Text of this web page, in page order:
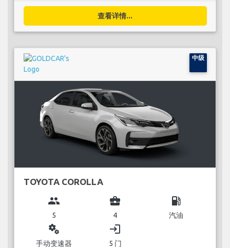
查看详情...
中级
TOYOTA COROLLA
group
5
business_center
4
local_gas_station
汽油
miscellaneous_services
手动变速器
login
5 门